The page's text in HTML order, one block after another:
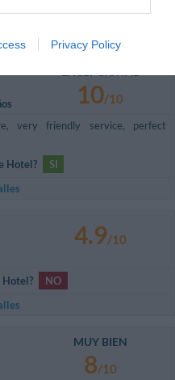
Privacy Policy
Hotel?
SI
10/10
very friendly service, perfect
Hotel?
SI
4.9/10
Hotel?
NO
MUY BIEN
8/10